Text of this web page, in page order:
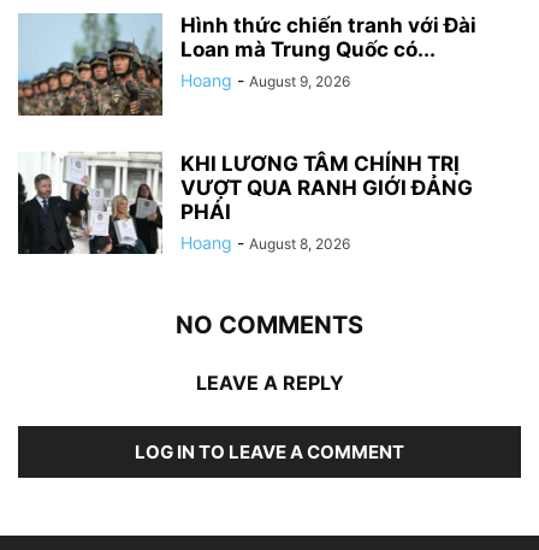
Hình thức chiến tranh với Đài
Loan mà Trung Quốc có...
Hoang - August 9, 2026
KHI LƯƠNG TÂM CHÍNH TRỊ
VƯỢT QUA RANH GIỚI ĐẢNG
PHÁI
Hoang - August 8, 2026
NO COMMENTS
LEAVE A REPLY
LOG IN TO LEAVE A COMMENT